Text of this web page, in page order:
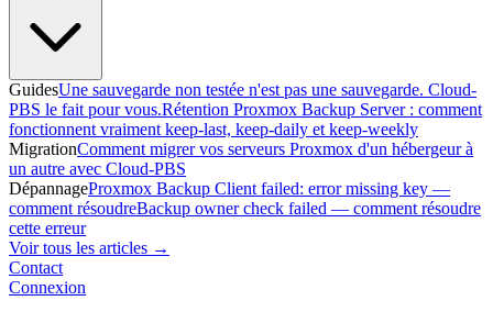
GuidesUne sauvegarde non testée n'est pas une sauvegarde. Cloud-
PBS le fait pour vous.Rétention Proxmox Backup Server : comment
fonctionnent vraiment keep-last, keep-daily et keep-weekly
MigrationComment migrer vos serveurs Proxmox d'un hébergeur à
un autre avec Cloud-PBS
DépannageProxmox Backup Client failed: error missing key —
comment résoudreBackup owner check failed — comment résoudre
cette erreur
Voir tous les articles →
Contact
Connexion